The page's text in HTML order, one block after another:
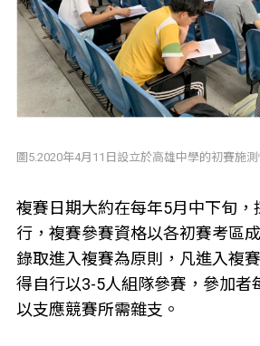
圖5.2020年4月11日設立於高雄中學的初賽施
複賽日期大約在每年5月中下旬，
行，複賽參賽資格以各初賽考區
錄取進入複賽為原則，凡進入複
得自行以3-5人組隊參賽，參加者
以支應競賽所需雜支。